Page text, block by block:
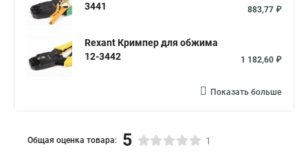
3441
883,77 ₽
Rexant Кримпер для обжима
12-3442
1 182,60 ₽
Показать больше
Общая оценка товара: 5 1